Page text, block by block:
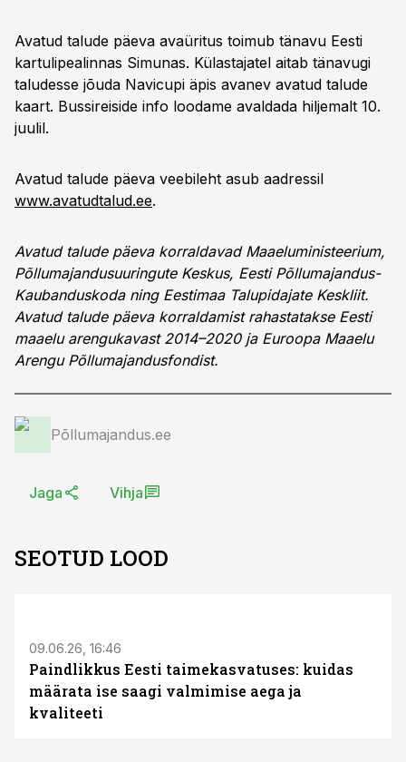
Avatud talude päeva avaüritus toimub tänavu Eesti
kartulipealinnas Simunas. Külastajatel aitab tänavugi
taludesse jõuda Navicupi äpis avanev avatud talude
kaart. Bussireiside info loodame avaldada hiljemalt 10.
juulil.
Avatud talude päeva veebileht asub aadressil
www.avatudtalud.ee.
Avatud talude päeva korraldavad Maaeluministeerium,
Põllumajandusuuringute Keskus, Eesti Põllumajandus-
Kaubanduskoda ning Eestimaa Talupidajate Keskliit.
Avatud talude päeva korraldamist rahastatakse Eesti
maaelu arengukavast 2014–2020 ja Euroopa Maaelu
Arengu Põllumajandusfondist.
Põllumajandus.ee
Jaga Vihja
SEOTUD LOOD
09.06.26, 16:46
Paindlikkus Eesti taimekasvatuses: kuidas
määrata ise saagi valmimise aega ja
kvaliteeti